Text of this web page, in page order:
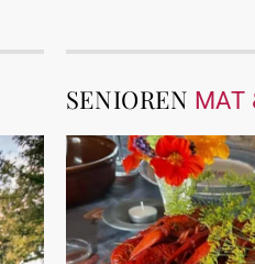
SENIOREN MAT